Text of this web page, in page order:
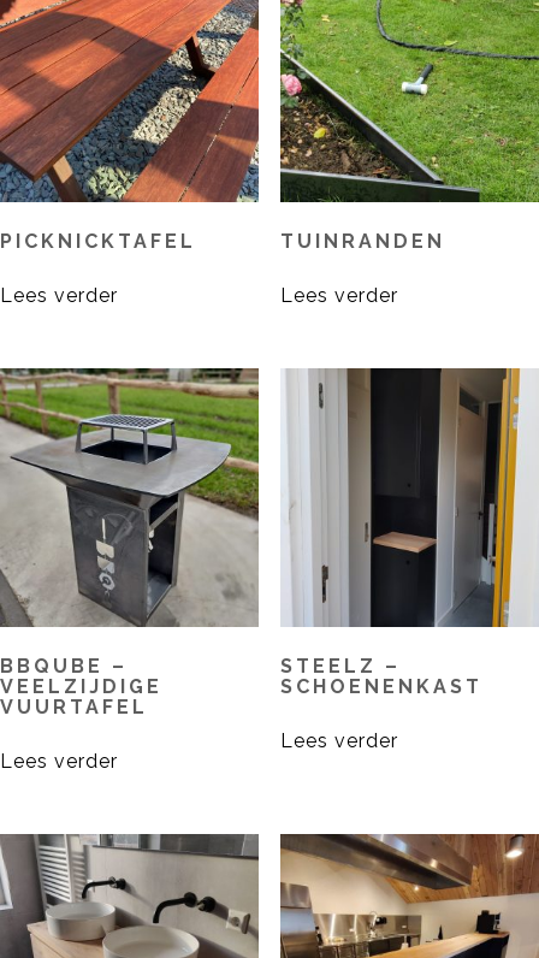
PICKNICKTAFEL
Lees verder
TUINRANDEN
Lees verder
BBQUBE –
VEELZIJDIGE
VUURTAFEL
Lees verder
STEELZ –
SCHOENENKAST
Lees verder